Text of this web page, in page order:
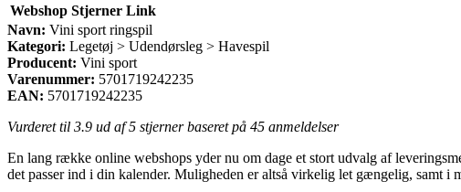
Webshop Stjerner Link
Navn: Vini sport ringspil
Kategori: Legetøj > Udendørsleg > Havespil
Producent: Vini sport
Varenummer: 5701719242235
EAN: 5701719242235
Vurderet til 3.9 ud af 5 stjerner baseret på 45 anmeldelser
En lang række online webshops yder nu om dage et stort udvalg af
det passer ind i din kalender. Muligheden er altså virkelig let gængelig, samt